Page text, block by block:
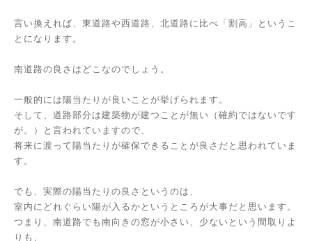
言い換えれば、東道路や西道路、北道路に比べ「割高」というこ
とになります。
南道路の良さはどこなのでしょう。
一般的には陽当たりが良いことが挙げられます。
そして、道路部分は建築物が建つことが無い（確約ではないです
が。）と言われていますので、
将来に渡って陽当たりが確保できることが良さだと思われていま
す。
でも、実際の陽当たりの良さというのは、
室内にどれぐらい陽が入るかというところが大事だと思います。
つまり、南道路でも南向きの窓が小さい、少ないという間取りよ
りも、